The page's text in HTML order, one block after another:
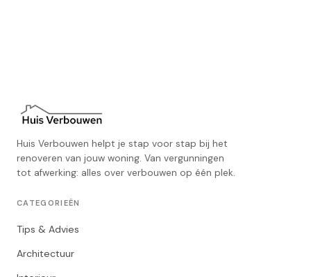
Huis Verbouwen helpt je stap voor stap bij het
renoveren van jouw woning. Van vergunningen
tot afwerking: alles over verbouwen op één plek.
CATEGORIEËN
Tips & Advies
Architectuur